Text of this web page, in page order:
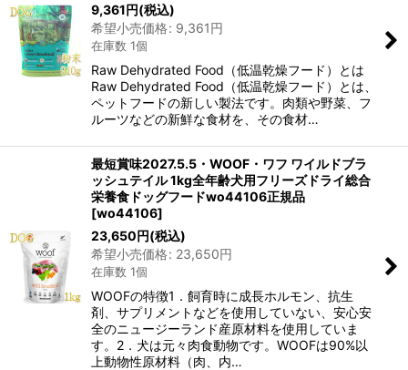
並び順:
絞り込む
9,361円(税込)
希望小売価格: 9,361円
在庫数 1個
Raw Dehydrated Food（低温乾燥フード）とは
Raw Dehydrated Food（低温乾燥フード）とは、
ペットフードの新しい製法です。肉類や野菜、フ
ルーツなどの新鮮な食材を、その食材…
最短賞味2027.5.5・WOOF・ワフ ワイルドブラ
ッシュテイル 1kg全年齢犬用フリーズドライ総合
栄養食ドッグフードwo44106正規品
[wo44106]
23,650円(税込)
希望小売価格: 23,650円
在庫数 1個
WOOFの特徴1．飼育時に成長ホルモン、抗生
剤、サプリメントなどを使用していない、安心安
全のニュージーランド産原材料を使用していま
す。2．犬は元々肉食動物です。WOOFは90%以
上動物性原材料（肉、内…